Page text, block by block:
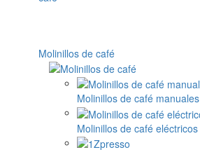
Molinillos de café
Molinillos de café manuales
Molinillos de café eléctricos